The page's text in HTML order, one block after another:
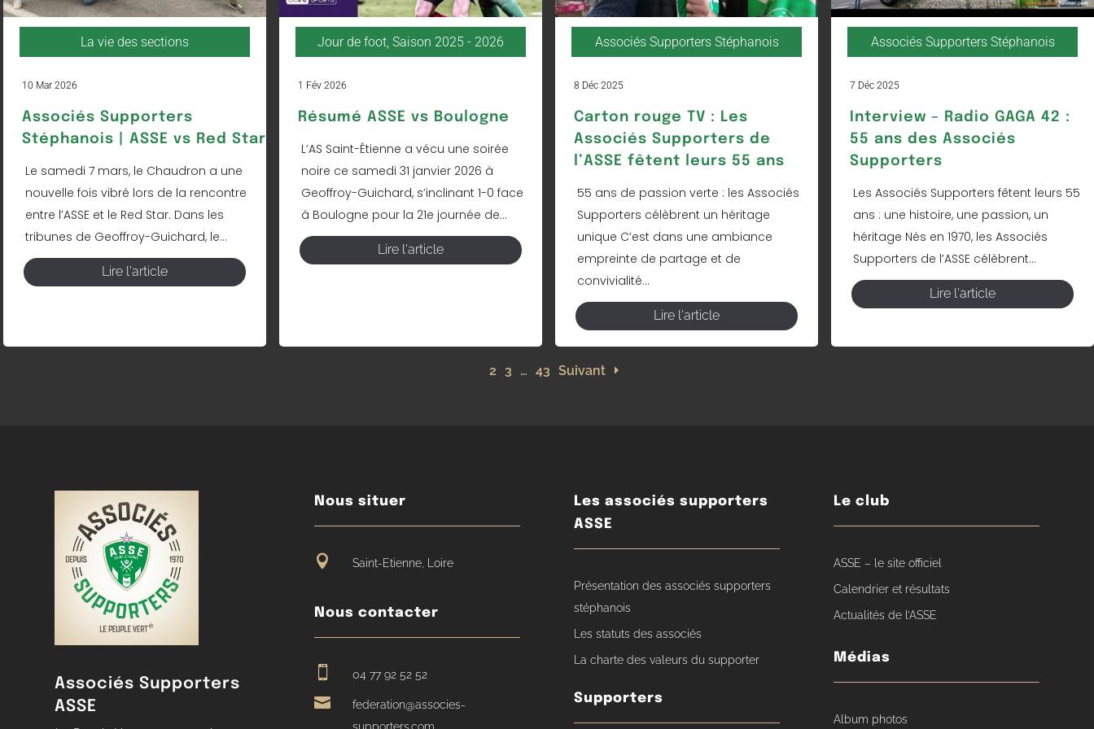
La vie des sections
10 Mar 2026
Associés Supporters
Stéphanois | ASSE vs Red Star
Le samedi 7 mars, le Chaudron a une
nouvelle fois vibré lors de la rencontre
entre l’ASSE et le Red Star. Dans les
tribunes de Geoffroy-Guichard, le...
Lire l'article
Jour de foot Saison 2025 - 2026
1 Fév 2026
Résumé ASSE vs Boulogne
L’AS Saint-Étienne a vécu une soirée
noire ce samedi 31 janvier 2026 à
Geoffroy-Guichard, s’inclinant 1-0 face
à Boulogne pour la 21e journée de...
Lire l'article
Associés Supporters Stéphanois
8 Déc 2025
Carton rouge TV : Les
Associés Supporters de
l’ASSE fêtent leurs 55 ans
55 ans de passion verte : les Associés
Supporters célèbrent un héritage
unique C’est dans une ambiance
empreinte de partage et de
convivialité...
Lire l'article
Associés Supporters Stéphanois
7 Déc 2025
Interview – Radio GAGA 42 :
55 ans des Associés
Supporters
Les Associés Supporters fêtent leurs 55
ans : une histoire, une passion, un
héritage Nés en 1970, les Associés
Supporters de l’ASSE célèbrent...
Lire l'article
2 3 … 43 Suivant
Associés Supporters
ASSE
Nous situer
 Saint-Etienne, Loire
Nous contacter
 04 77 92 52 52

federation@associes-
supporters.com
Les associés supporters
ASSE
Présentation des associés supporters
stéphanois
Les statuts des associés
La charte des valeurs du supporter
Supporters
Le club
ASSE – le site officiel
Calendrier et résultats
Actualités de l’ASSE
Médias
Album photos